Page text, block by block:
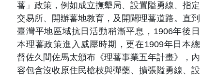
蕃」政策，例如成立撫墾局、設置隘勇線、指定
交易所、開辦蕃地教育，及開闢理蕃道路。直到
臺灣平地區域抗日活動稍漸平息，1906年後日
本理蕃政策進入威壓時期，更在1909年日本總
督佐久間佐馬太頒布《理蕃事業五年計畫》，內
容包含沒收原住民槍枝與彈藥、擴張隘勇線、設